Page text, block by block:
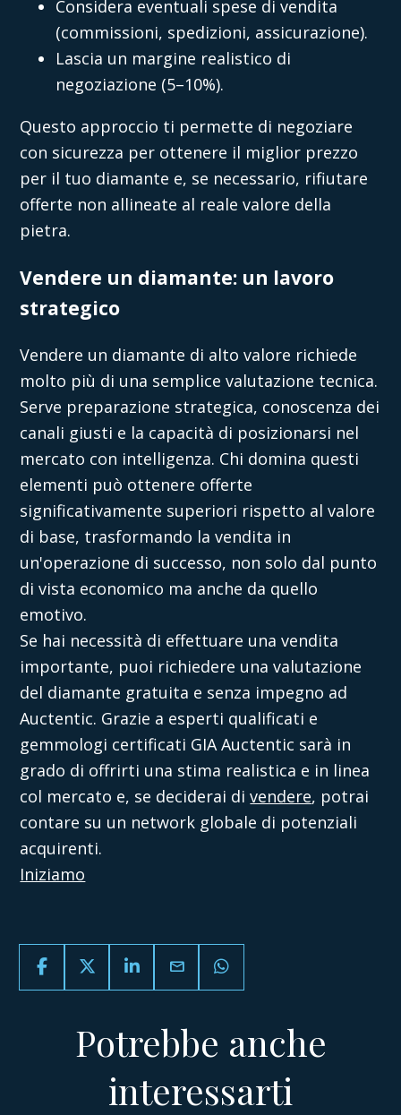
Considera eventuali spese di vendita
(commissioni, spedizioni, assicurazione).
Lascia un margine realistico di
negoziazione (5–10%).
Questo approccio ti permette di negoziare
con sicurezza per ottenere il miglior prezzo
per il tuo diamante e, se necessario, rifiutare
offerte non allineate al reale valore della
pietra.
Vendere un diamante: un lavoro
strategico
Vendere un diamante di alto valore richiede
molto più di una semplice valutazione tecnica.
Serve preparazione strategica, conoscenza dei
canali giusti e la capacità di posizionarsi nel
mercato con intelligenza. Chi domina questi
elementi può ottenere offerte
significativamente superiori rispetto al valore
di base, trasformando la vendita in
un'operazione di successo, non solo dal punto
di vista economico ma anche da quello
emotivo.
Se hai necessità di effettuare una vendita
importante, puoi richiedere una valutazione
del diamante gratuita e senza impegno ad
Auctentic. Grazie a esperti qualificati e
gemmologi certificati GIA Auctentic sarà in
grado di offrirti una stima realistica e in linea
col mercato e, se deciderai divendere, potrai
contare su un network globale di potenziali
acquirenti.
Iniziamo
email
Potrebbe anche
interessarti